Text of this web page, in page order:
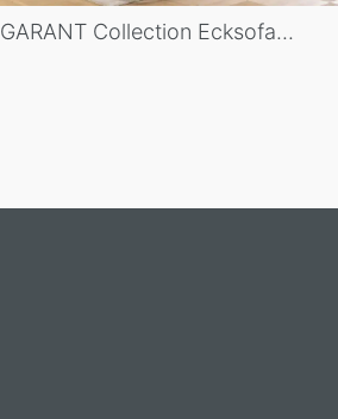
GARANT Collection Ecksofa...